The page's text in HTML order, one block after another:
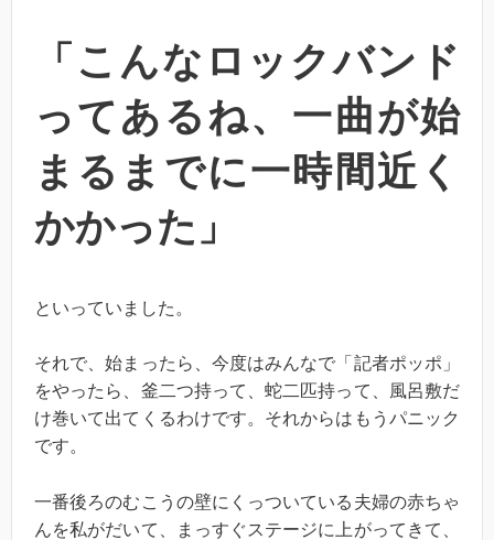
「こんなロックバンド
ってあるね、一曲が始
まるまでに一時間近く
かかった」
といっていました。
それで、始まったら、今度はみんなで「記者ポッポ」
をやったら、釜二つ持って、蛇二匹持って、風呂敷だ
け巻いて出てくるわけです。それからはもうパニック
です。
一番後ろのむこうの壁にくっついている夫婦の赤ちゃ
んを私がだいて、まっすぐステージに上がってきて、